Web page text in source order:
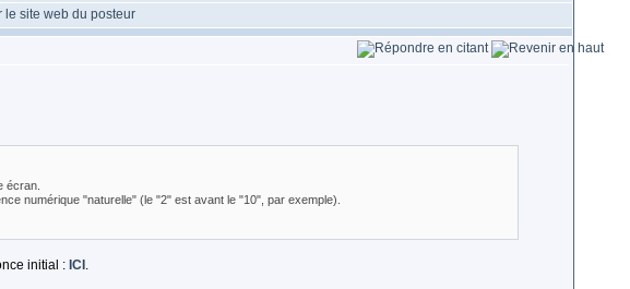
écran.
numérique "naturelle" (le "2" est avant le "10", par exemple).
initial : ICI .